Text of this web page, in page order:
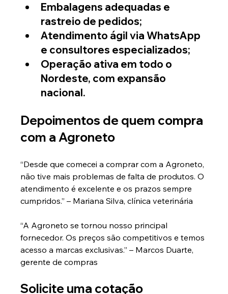
Embalagens adequadas e
rastreio de pedidos;
Atendimento ágil via WhatsApp
e consultores especializados;
Operação ativa em todo o
Nordeste, com expansão
nacional.
Depoimentos de quem compra
com a Agroneto
“Desde que comecei a comprar com a Agroneto,
não tive mais problemas de falta de produtos. O
atendimento é excelente e os prazos sempre
cumpridos.” – Mariana Silva, clínica veterinária
“A Agroneto se tornou nosso principal
fornecedor. Os preços são competitivos e temos
acesso a marcas exclusivas.” – Marcos Duarte,
gerente de compras
Solicite uma cotação